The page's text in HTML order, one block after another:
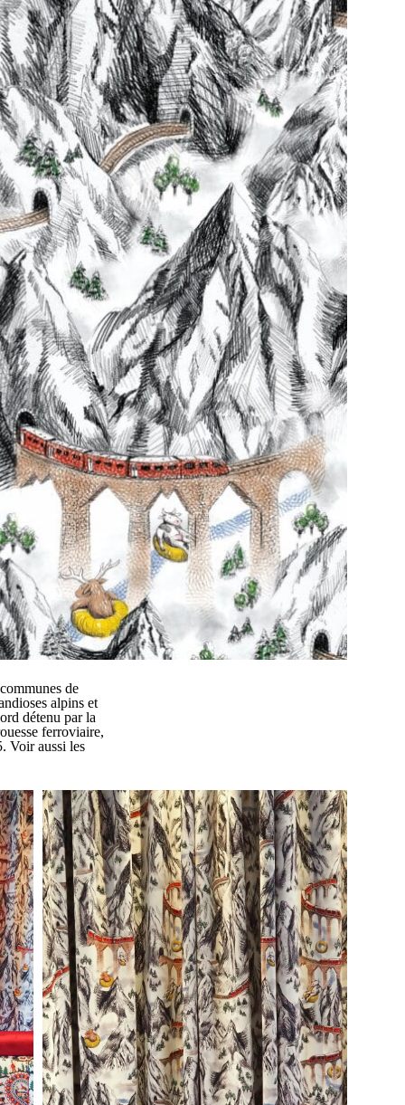
de
alpins et
détenu par la
ferroviaire,
Voir aussi les